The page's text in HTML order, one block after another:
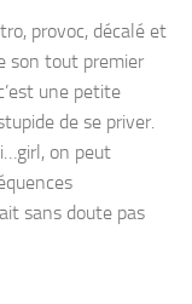
provoc, décalé et
son tout premier
une petite
de se priver.
on peut
sans doute pas